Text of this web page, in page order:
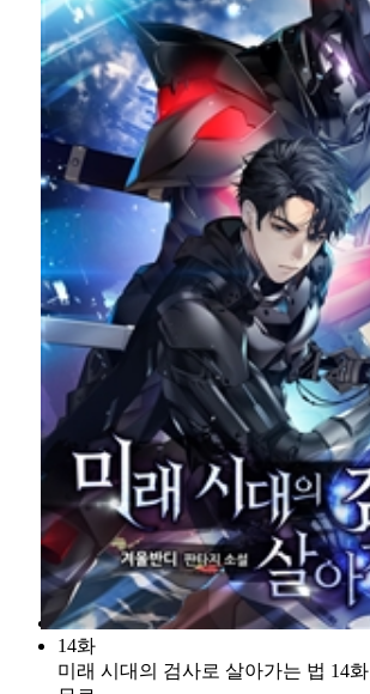
14화
미래 시대의 검사로 살아가는 법 14화